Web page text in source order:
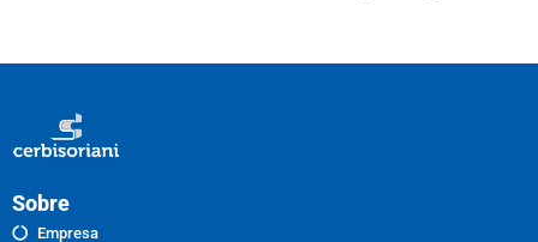
Sobre
Empresa